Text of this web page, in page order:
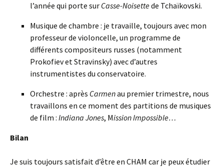
l’année qui porte sur Casse-Noisettede Tchaïkovski.
Musique de chambre : je travaille, toujours avec mon
professeur de violoncelle, un programme de
différents compositeurs russes (notamment
Prokofiev et Stravinsky) avec d’autres
instrumentistes du conservatoire.
Orchestre : après Carmenau premier trimestre, nous
travaillons en ce moment des partitions de musiques
de film : Indiana Jones, Mission Impossible…
Bilan
Je suis toujours satisfait d’être en CHAM car je peux étudier